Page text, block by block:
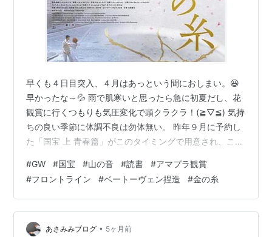
早くも４日目突入、４月はあっという間におしまい。😆
早かったな～💦 雨で肌寒いと思ったら急に初夏だし、花
観賞に行くつもりも気圧変化で頭クラクラ！(≧▽≦) 気持
ちの良い季節に体調不良は勿体無い。 昨年９月に予約し
た「国宝 上 青春篇」がこのタイミングで用意され、この
の音』の主人公宅の裏山に甘縄明神宮が描かれていると
知り予約した。この２冊、GW中に頑張って読む予定で
す。💦 こんな時に限ってアマプラ覗いて『フロントライ
ン』『ベートーヴェン捏造』『金の糸』夜中にひっそり
鑑賞。😂 『フロントライン』 2020年2月に新型コロナウ
#GW #国宝 #山の音 #読書 #アマプラ観賞
#フロントライン #ベートーヴェン捏造 #金の糸
あさみみブログ • 5ヶ月前